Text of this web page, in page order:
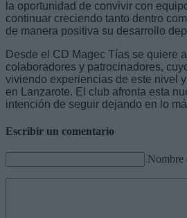
la oportunidad de convivir con
continuar creciendo tanto dentro
de manera positiva su desarrollo
Desde el CD Magec Tías se quiere
colaboradores y patrocinadores,
viviendo experiencias de este nivel
en Lanzarote. El club afronta esta
intención de seguir dejando en lo
Escribir un comentario
Nombre